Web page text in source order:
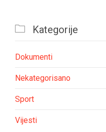
 Kategorije
Dokumenti
Nekategorisano
Sport
Vijesti